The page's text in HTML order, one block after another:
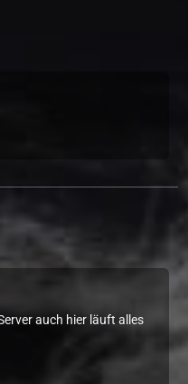
auch hier läuft alles